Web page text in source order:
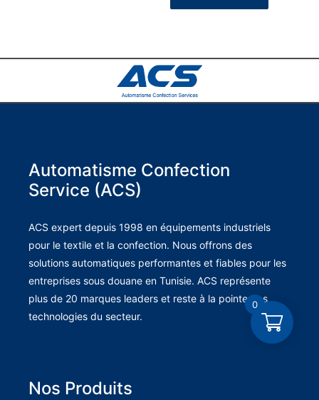
Automatisme Confection
Service (ACS)
ACS expert depuis 1998 en équipements industriels
pour le textile et la confection. Nous offrons des
solutions automatiques performantes et fiables pour les
entreprises sous douane en Tunisie. ACS représente
plus de 20 marques leaders et reste à la pointe des
technologies du secteur.
Nos Produits
0